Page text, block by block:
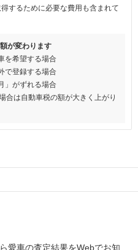
するために必要な費用も含まれて
が変わります
を希望する場合
で登録する場合
」がずれる場合
合は自動車税の額が大きく上がり
愛車の査定結果をWebでお知